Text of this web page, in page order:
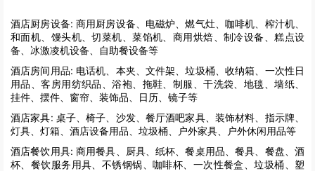
酒店厨房设备: 商用厨房设备、电磁炉、燃气灶、咖啡机、榨汁机、
和面机、馒头机、切菜机、菜馅机、商用烘焙、制冷设备、糕点设
备、冰激凌机设备、自助餐设备等
酒店房间用品: 电话机、本夹、文件架、垃圾桶、收纳箱、一次性日
用品、客房用纺织品、浴袍、拖鞋、制服、干洗袋、地毯、墙纸、
挂件、摆件、窗帘、装饰品、日历、镜子等
酒店家具: 桌子、椅子、沙发、餐厅酒吧家具、装饰材料、指示牌、
灯具、灯箱、酒店设备用品、垃圾桶、户外家具、户外休闲用品等
酒店餐饮用具: 商用餐具、厨具、纸杯、餐桌用品、餐具、餐盘、酒
杯、餐饮服务用具、不锈钢锅、咖啡杯、一次性餐盒、垃圾桶、塑